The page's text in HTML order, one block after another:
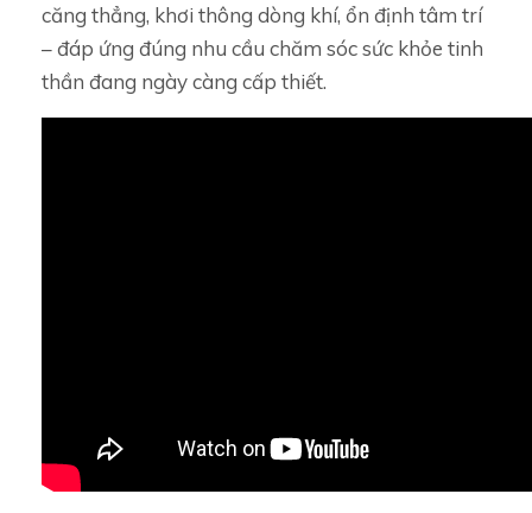
căng thẳng, khơi thông dòng khí, ổn định tâm trí
– đáp ứng đúng nhu cầu chăm sóc sức khỏe tinh
thần đang ngày càng cấp thiết.